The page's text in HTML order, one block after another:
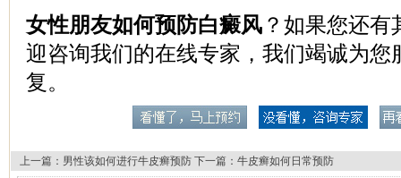
女性朋友如何预防白癜风 ？如果您还
迎咨询我们的在线专家，我们竭诚为您
复。
上一篇： 男性该如何进行牛皮癣预防 下一篇： 牛皮癣如何日常预防